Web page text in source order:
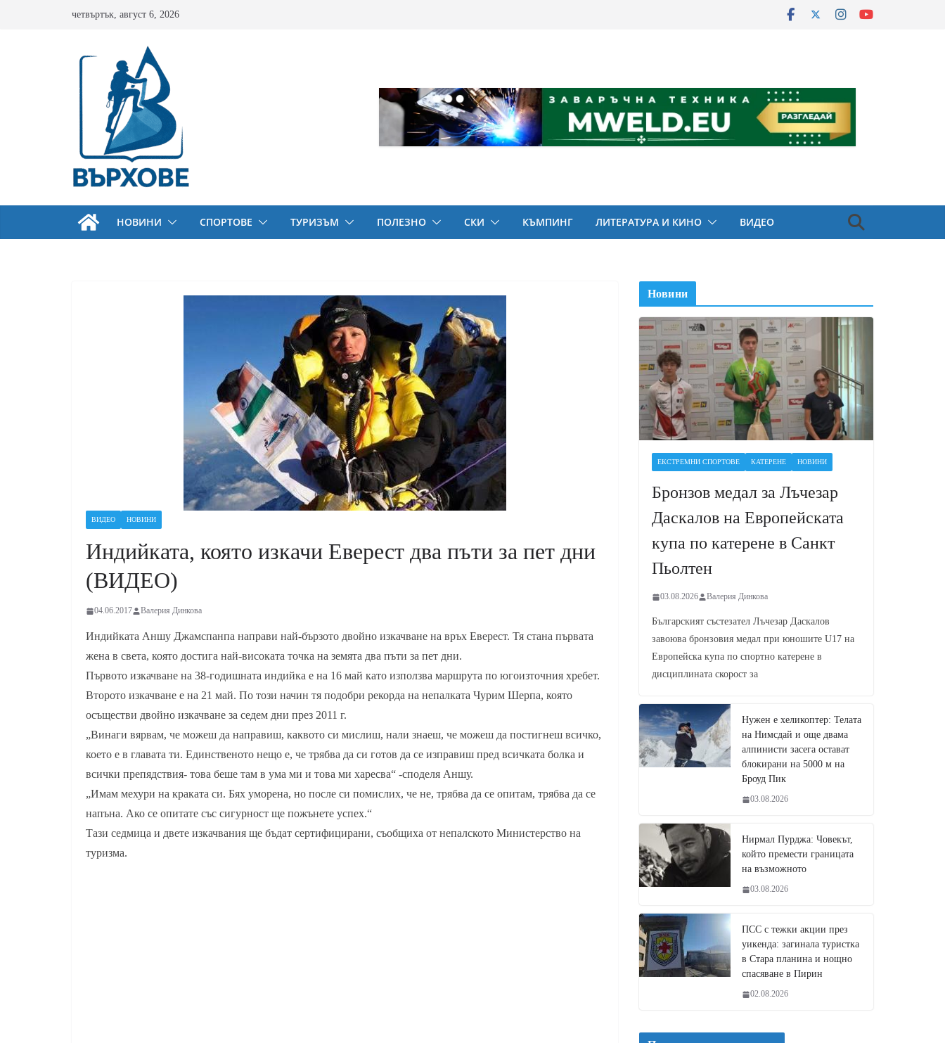
четвъртък, август 6, 2026
НОВИНИ СПОРТОВЕ ТУРИЗЪМ ПОЛЕЗНО СКИ КЪМПИНГ ЛИТЕРАТУРА И КИНО ВИДЕО
ВИДЕО НОВИНИ
Индийката, която изкачи Еверест два пъти за пет дни
(ВИДЕО)
04.06.2017 Валерия Динкова
Индийката Аншу Джамспанпа направи най-бързото двойно изкачване на връх Еверест. Тя стана първата
жена в света, която достига най-високата точка на земята два пъти за пет дни.
Първото изкачване на 38-годишната индийка е на 16 май като използва маршрута по югоизточния хребет.
Второто изкачване е на 21 май. По този начин тя подобри рекорда на непалката Чурим Шерпа, която
осъществи двойно изкачване за седем дни през 2011 г.
„Винаги вярвам, че можеш да направиш, каквото си мислиш, нали знаеш, че можеш да постигнеш всичко,
което е в главата ти. Единственото нещо е, че трябва да си готов да се изправиш пред всичката болка и
всички препядствия- това беше там в ума ми и това ми харесва“ -споделя Аншу.
„Имам мехури на краката си. Бях уморена, но после си помислих, че не, трябва да се опитам, трябва да се
напъна. Ако се опитате със сигурност ще пожънете успех.“
Тази седмица и двете изкачвания ще бъдат сертифицирани, съобщиха от непалското Министерство на
туризма.
Новини
ЕКСТРЕМНИ СПОРТОВЕ КАТЕРЕНЕ НОВИНИ
Бронзов медал за Лъчезар
Даскалов на Европейската
купа по катерене в Санкт
Пьолтен
03.08.2026 Валерия Динкова
Българският състезател Лъчезар Даскалов
завоюва бронзовия медал при юношите U17 на
Европейска купа по спортно катерене в
дисциплината скорост за
Нужен е хеликоптер: Телата
на Нимсдай и още двама
алпинисти засега остават
блокирани на 5000 м на
Броуд Пик
03.08.2026
Нирмал Пурджа: Човекът,
който премести границата
на възможното
03.08.2026
ПСС с тежки акции през
уикенда: загинала туристка
в Стара планина и нощно
спасяване в Пирин
02.08.2026